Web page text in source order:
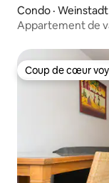
Condo · Weinstadt
Appartement de
Coup de cœur
Coup de cœur